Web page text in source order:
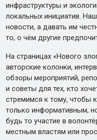
инфраструктуры и
локальных инициатив.
новости, а давать им
то, о чём другие
На страницах «Нового
авторские колонки,
обзоры мероприятий,
и советы для тех, кто
стремимся к тому, чтобы
только информативным,
будь то участие в
местным властям или